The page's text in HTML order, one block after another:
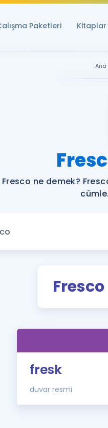
Paketleri
Ana
Fresco ne demek?
Fresco
fresk
duvar resmi